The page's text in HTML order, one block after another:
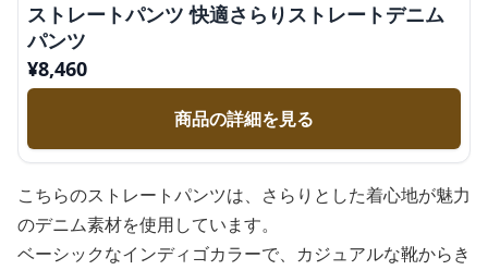
ストレートパンツ 快適さらりストレートデニム
パンツ
¥8,460
商品の詳細を見る
こちらのストレートパンツは、さらりとした着心地が魅力
のデニム素材を使用しています。
ベーシックなインディゴカラーで、カジュアルな靴からき